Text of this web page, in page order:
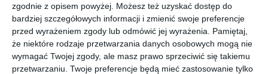
zgodnie z opisem powyżej. Możesz też uzyskać dostęp do
bardziej szczegółowych informacji i zmienić swoje preferencje
przed wyrażeniem zgody lub odmówić jej wyrażenia.
Pamiętaj,
że niektóre rodzaje przetwarzania danych osobowych mogą nie
wymagać Twojej zgody, ale masz prawo sprzeciwić się takiemu
przetwarzaniu. Twoje preferencje będą mieć zastosowanie tylko